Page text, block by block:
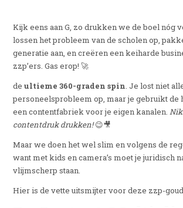
Kijk eens aan G, zo drukken we de boel nóg
lossen het probleem van de scholen op,
generatie aan, en creëren een keiharde
zzp’ers. Gas erop! 🚀
de ultieme 360-graden spin. Je lost niet
personeelsprobleem op, maar je gebruikt de
een contentfabriek voor je eigen kanalen.
contentdruk drukken!😉🎥
Maar we doen het wel slim en volgens de
want met kids en camera’s moet je juridisch
vlijmscherp staan.
Hier is de vette uitsmijter voor deze zzp-